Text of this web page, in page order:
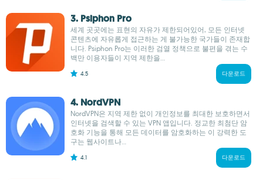
3. Psiphon Pro
세계 곳곳에는 표현의 자유가 제한되어있어, 모든 인터넷
콘텐츠에 자유롭게 접근하는 게 불가능한 국가들이 존재합
니다. Psiphon Pro는 이러한 검열 정책으로 불편을 겪는 수
백만 이용자들이 지역 제한을...
4.5 다운로드
4. NordVPN
NordVPN은 지역 제한 없이 개인정보를 최대한 보호하면서
인터넷을 검색할 수 있는 VPN 앱입니다. 정교한 최첨단 암
호화 기능을 통해 모든 데이터를 암호화하는 이 강력한 도
구는 웹사이트나...
4.1 다운로드